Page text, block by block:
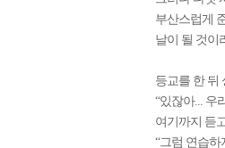
부산스럽게
날이 될 것이
등교를 한 뒤
“있잖아... 우
여기까지 듣
“그럼 연습하